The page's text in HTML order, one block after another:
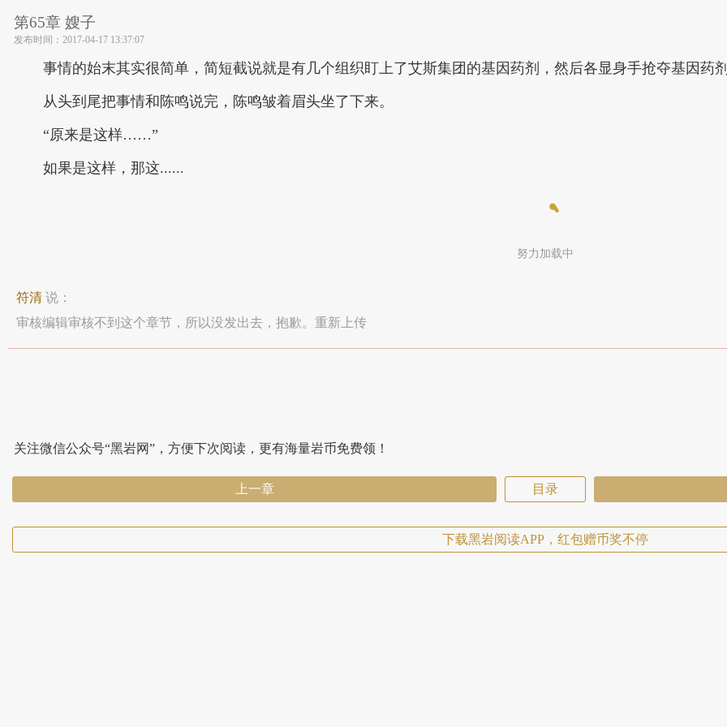
第65章 嫂子
发布时间： 2017-04-17 13:37:07
事情的始末其实很简单，简短截说就是有几个组织盯上了艾斯集团的基因药剂，然后各显身手抢夺基因药剂
从头到尾把事情和陈鸣说完，陈鸣皱着眉头坐了下来。
“原来是这样……”
如果是这样，那这......
努力加载中
符清 说：
审核编辑审核不到这个章节，所以没发出去，抱歉。重新上传
关注微信公众号“黑岩网”，方便下次阅读，更有海量岩币免费领！
上一章 目录
下载黑岩阅读APP，红包赠币奖不停